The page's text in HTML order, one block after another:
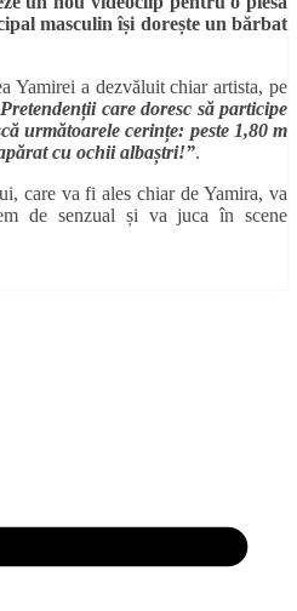
masculin își dorește un bărbat
Yamirei a dezvăluit chiar artista, pe
care doresc să participe
următoarele cerințe: peste 1,80 m
cu ochii albaștri!”.
care va fi ales chiar de Yamira, va
de senzual și va juca în scene